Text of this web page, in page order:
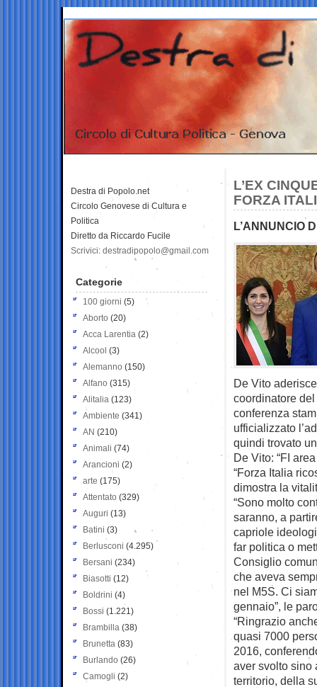
L’EX
FORZA
L’ANNUNCIO
De Vito
coordinatore
conferenza
ufficializzato
quindi trovato
De Vito: “FI
“Forza Italia
dimostra la
“Sono molto
saranno, a
capriole
far politica o
Consiglio
che aveva
nel M5S. Ci
gennaio”, le
“Ringrazio
quasi 7000
2016,
aver svolto sino
territorio, della
Destra di Popolo.net
Circolo Genovese di Cultura e
Politica
Diretto da Riccardo Fucile
Scrivici: destradipopolo@gmail.com
Categorie
100 giorni (5)
Aborto (20)
Acca Larentia (2)
Alcool (3)
Alemanno (150)
Alfano (315)
Alitalia (123)
Ambiente (341)
AN (210)
Animali (74)
Arancioni (2)
arte (175)
Attentato (329)
Auguri (13)
Batini (3)
Berlusconi (4.295)
Bersani (234)
Biasotti (12)
Boldrini (4)
Bossi (1.221)
Brambilla (38)
Brunetta (83)
Burlando (26)
Camogli (2)